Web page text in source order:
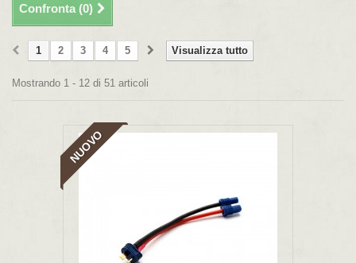
Confronta (0)
Visualizza tutto
1 2 3 4 5
Mostrando 1 - 12 di 51 articoli
NUOVO